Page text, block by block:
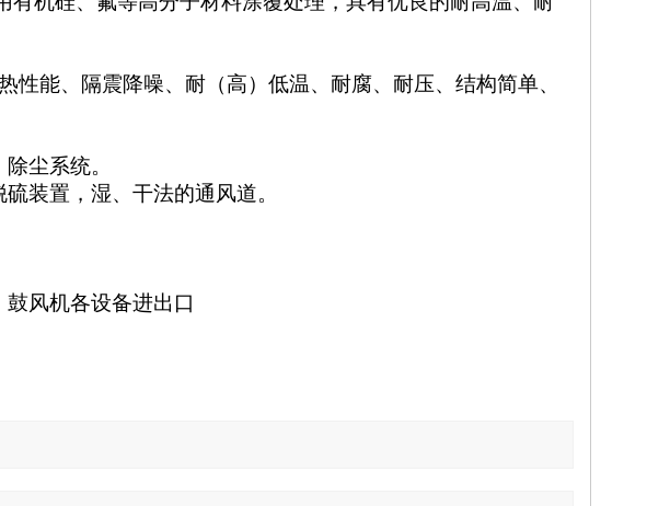
性能、隔震降噪、耐（高）低温、耐腐、耐压、结构简单、
尘系统。
装置，湿、干法的通风道。
风机各设备进出口